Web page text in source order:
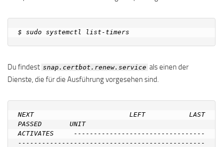
Du findest snap.certbot.renew.service als einen der
Dienste, die für die Ausführung vorgesehen sind.
NEXT                        LEFT           LAST
PASSED       UNIT
ACTIVATES     ---------------------------------
-----------------------------------------------